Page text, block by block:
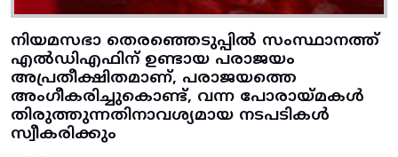
നിയമസഭാ തെരഞ്ഞെടുപ്പില്‍ സംസ്ഥാനത്ത്‌
എല്‍ഡിഎഫിന് ഉണ്ടായ പരാജയം
അപ്രതീക്ഷിതമാണ്‌, പരാജയത്തെ
അംഗീകരിച്ചുകൊണ്ട്‌, വന്ന പോരായ്‌മകള്‍
തിരുത്തുന്നതിനാവശ്യമായ നടപടികള്‍
സ്വീകരിക്കും